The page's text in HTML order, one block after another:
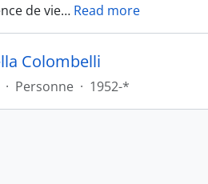
de vie… Read more
Colombelli
· Personne · 1952-*